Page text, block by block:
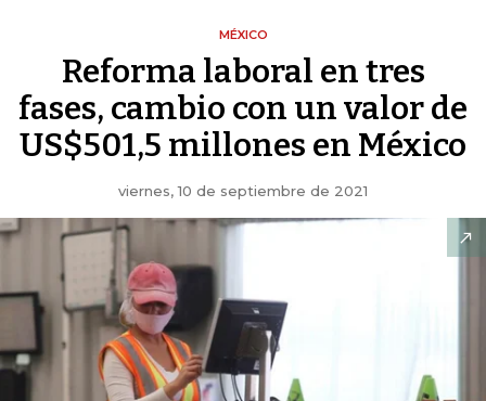
MÉXICO
Reforma laboral en tres
fases, cambio con un valor de
US$501,5 millones en México
viernes, 10 de septiembre de 2021